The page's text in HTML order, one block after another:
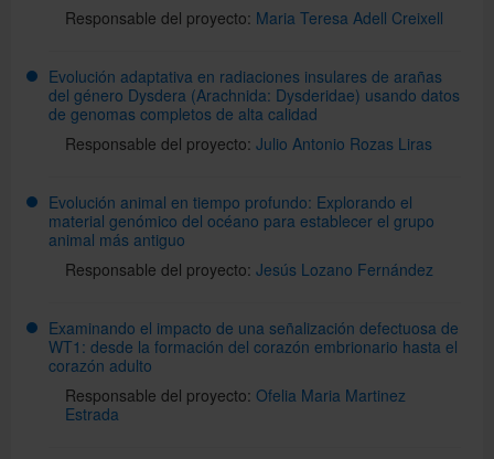
Responsable del proyecto: Maria Teresa Adell Creixell
Evolución adaptativa en radiaciones insulares de arañas
del género Dysdera (Arachnida: Dysderidae) usando datos
de genomas completos de alta calidad
Responsable del proyecto: Julio Antonio Rozas Liras
Evolución animal en tiempo profundo: Explorando el
material genómico del océano para establecer el grupo
animal más antiguo
Responsable del proyecto: Jesús Lozano Fernández
Examinando el impacto de una señalización defectuosa de
WT1: desde la formación del corazón embrionario hasta el
corazón adulto
Responsable del proyecto: Ofelia Maria Martinez
Estrada